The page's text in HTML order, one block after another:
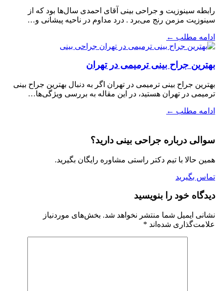
رابطه سینوزیت و جراحی بینی آقای احمدی سال‌ها بود که از
سینوزیت مزمن رنج می‌برد . درد مداوم در ناحیه پیشانی و…
ادامه مطلب ←
جراحی بینی
بهترین جراح بینی ترمیمی در تهران
بهترین جراح بینی ترمیمی در تهران اگر به دنبال بهترین جراح بینی
ترمیمی در تهران هستید، در این مقاله به بررسی ویژگی‌ها…
ادامه مطلب ←
سوالی درباره جراحی بینی دارید؟
همین حالا با تیم دکتر راستی مشاوره رایگان بگیرید.
تماس بگیرید
دیدگاه خود را بنویسید
نشانی ایمیل شما منتشر نخواهد شد. بخش‌های موردنیاز
علامت‌گذاری شده‌اند *